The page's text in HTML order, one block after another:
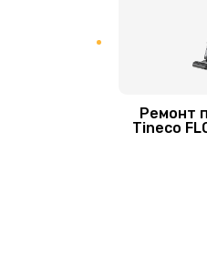
Ремонт
Tineco